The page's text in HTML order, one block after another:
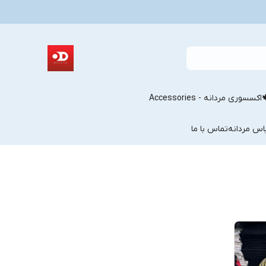
اکسسوری مردانه - Accessories
مردانهتماس با ما